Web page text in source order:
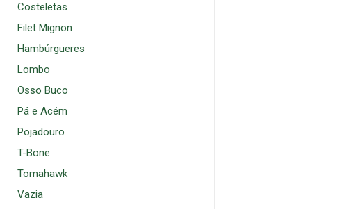
Costeletas
Filet Mignon
Hambúrgueres
Lombo
Osso Buco
Pá e Acém
Pojadouro
T-Bone
Tomahawk
Vazia